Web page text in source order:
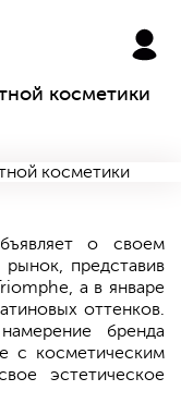
косметики
о своем
представив
а в январе
оттенков.
бренда
с косметическим
эстетическое